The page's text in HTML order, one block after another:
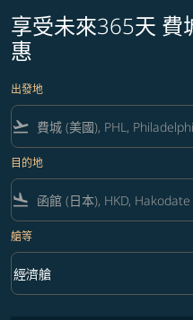
享受未來365天 費
惠
出發地
flight_takeoff
目的地
flight_land
艙等
艙等 option 經濟艙 Selected
經濟艙
keyboard_arrow_down